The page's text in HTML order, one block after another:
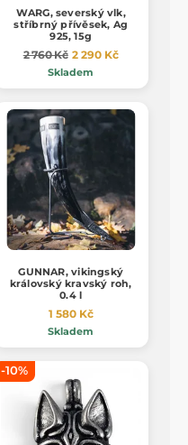
WARG, severský vlk,
stříbrný přívěsek, Ag
925, 15g
2 760 Kč 2 290 Kč
Skladem
GUNNAR, vikingský
královský kravský roh,
0.4 l
1 580 Kč
Skladem
-10%